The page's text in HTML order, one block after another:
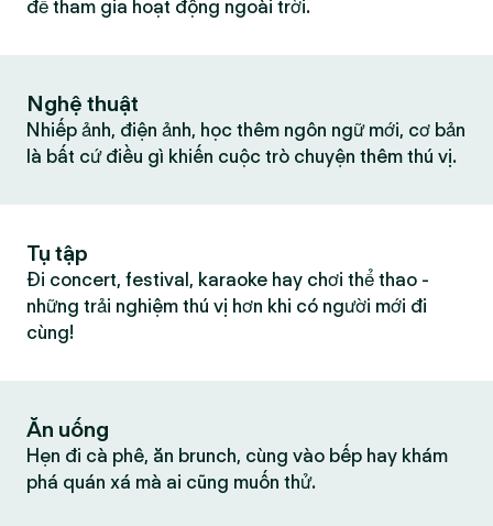
để tham gia hoạt động ngoài trời.
Nghệ thuật
Nhiếp ảnh, điện ảnh, học thêm ngôn ngữ mới, cơ bản
là bất cứ điều gì khiến cuộc trò chuyện thêm thú vị.
Tụ tập
Đi concert, festival, karaoke hay chơi thể thao -
những trải nghiệm thú vị hơn khi có người mới đi
cùng!
Ăn uống
Hẹn đi cà phê, ăn brunch, cùng vào bếp hay khám
phá quán xá mà ai cũng muốn thử.